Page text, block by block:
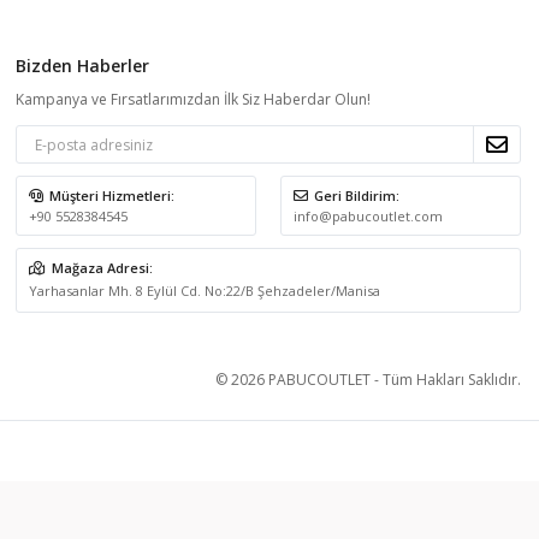
Bizden Haberler
Kampanya ve Fırsatlarımızdan İlk Siz Haberdar Olun!
Müşteri Hizmetleri:
+90 5528384545
Geri Bildirim:
info@pabucoutlet.com
Mağaza Adresi:
Yarhasanlar Mh. 8 Eylül Cd. No:22/B Şehzadeler/Manisa
© 2026 PABUCOUTLET - Tüm Hakları Saklıdır.